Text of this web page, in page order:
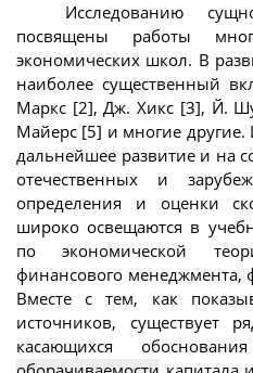
Исследованию
посвящены работы
экономических школ. В
наиболее существенный
Маркс [2], Дж. Хикс [3], Й.
Майерс [5] и многие другие.
дальнейшее развитие и на
отечественных и
определения и оценки
широко освещаются в
по экономической
финансового менеджмента,
Вместе с тем, как
источников, существует
касающихся